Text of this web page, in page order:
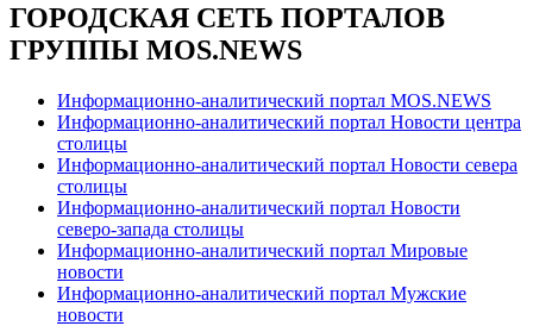
ГОРОДСКАЯ СЕТЬ ПОРТАЛОВ
ГРУППЫ MOS.NEWS
Информационно-аналитический портал MOS.NEWS
Информационно-аналитический портал Новости центра
столицы
Информационно-аналитический портал Новости севера
столицы
Информационно-аналитический портал Новости
северо-запада столицы
Информационно-аналитический портал Мировые
новости
Информационно-аналитический портал Мужские
новости